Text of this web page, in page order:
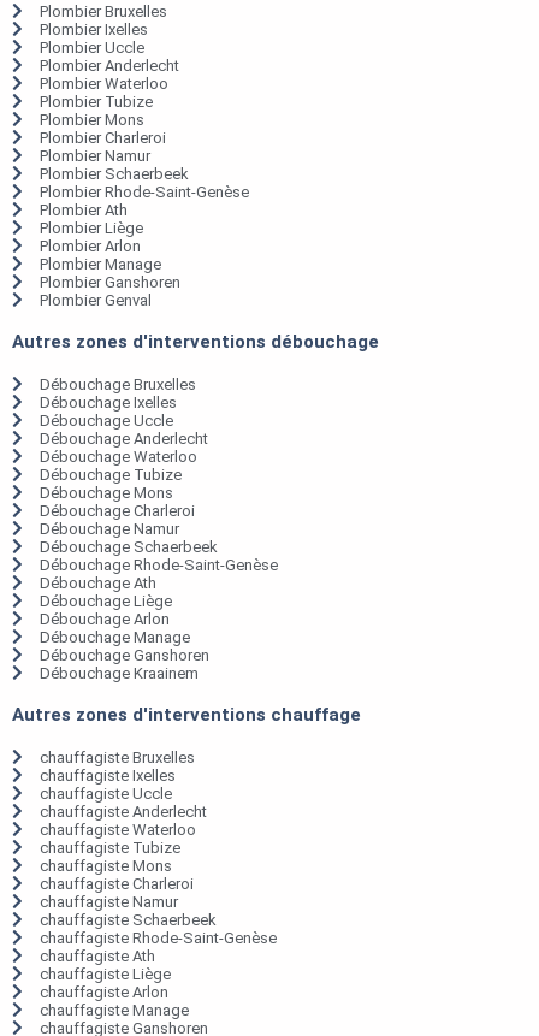
Plombier Bruxelles
Plombier Ixelles
Plombier Uccle
Plombier Anderlecht
Plombier Waterloo
Plombier Tubize
Plombier Mons
Plombier Charleroi
Plombier Namur
Plombier Schaerbeek
Plombier Rhode-Saint-Genèse
Plombier Ath
Plombier Liège
Plombier Arlon
Plombier Manage
Plombier Ganshoren
Plombier Genval
Autres zones d'interventions débouchage
Débouchage Bruxelles
Débouchage Ixelles
Débouchage Uccle
Débouchage Anderlecht
Débouchage Waterloo
Débouchage Tubize
Débouchage Mons
Débouchage Charleroi
Débouchage Namur
Débouchage Schaerbeek
Débouchage Rhode-Saint-Genèse
Débouchage Ath
Débouchage Liège
Débouchage Arlon
Débouchage Manage
Débouchage Ganshoren
Débouchage Kraainem
Autres zones d'interventions chauffage
chauffagiste Bruxelles
chauffagiste Ixelles
chauffagiste Uccle
chauffagiste Anderlecht
chauffagiste Waterloo
chauffagiste Tubize
chauffagiste Mons
chauffagiste Charleroi
chauffagiste Namur
chauffagiste Schaerbeek
chauffagiste Rhode-Saint-Genèse
chauffagiste Ath
chauffagiste Liège
chauffagiste Arlon
chauffagiste Manage
chauffagiste Ganshoren